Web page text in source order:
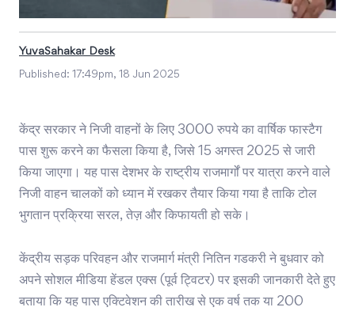
YuvaSahakar Desk
Published: 17:49pm, 18 Jun 2025
केंद्र सरकार ने निजी वाहनों के लिए 3000 रुपये का वार्षिक फास्टैग
पास शुरू करने का फैसला किया है, जिसे 15 अगस्त 2025 से जारी
किया जाएगा। यह पास देशभर के राष्ट्रीय राजमार्गों पर यात्रा करने वाले
निजी वाहन चालकों को ध्यान में रखकर तैयार किया गया है ताकि टोल
भुगतान प्रक्रिया सरल, तेज़ और किफायती हो सके।
केंद्रीय सड़क परिवहन और राजमार्ग मंत्री नितिन गडकरी ने बुधवार को
अपने सोशल मीडिया हेंडल एक्स (पूर्व ट्विटर) पर इसकी जानकारी देते हुए
बताया कि यह पास एक्टिवेशन की तारीख से एक वर्ष तक या 200